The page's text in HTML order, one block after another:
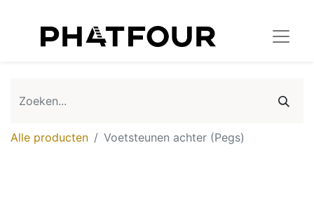
Alle producten Voetsteunen achter (Pegs)